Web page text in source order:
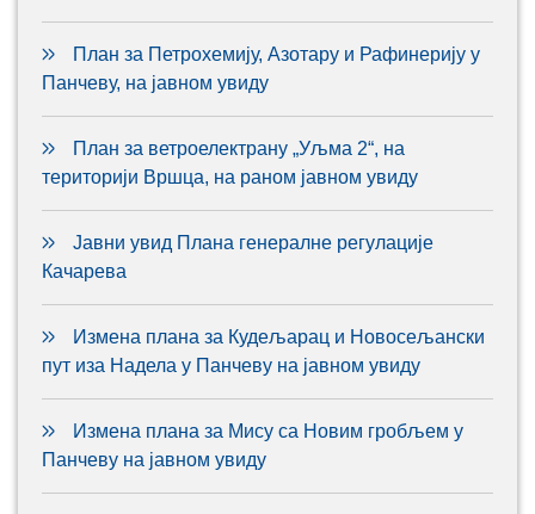
План за Петрохемију, Азотару и Рафинерију у
Панчеву, на јавном увиду
План за ветроелектрану „Уљма 2“, на
територији Вршца, на раном јавном увиду
Јавни увид Плана генералне регулације
Качарева
Измена плана за Кудељарац и Новосељански
пут иза Надела у Панчеву на јавном увиду
Измена плана за Мису са Новим гробљем у
Панчеву на јавном увиду